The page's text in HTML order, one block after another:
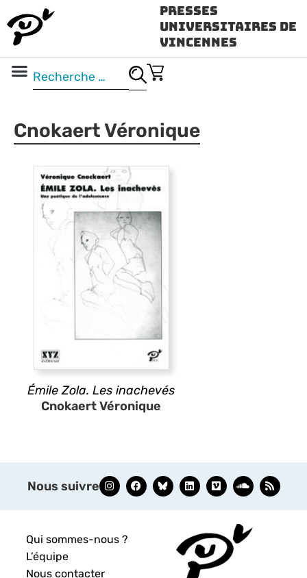
Presses
Universitaires de
Vincennes
Cnokaert Véronique
Émile Zola. Les inachevés
Cnokaert Véronique
Nous suivre
Qui sommes-nous ?
L’équipe
Nous contacter